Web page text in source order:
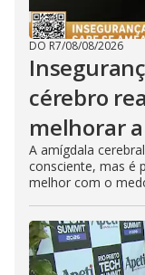
DO R7/08/08/2026
cérebro
melhorar
A amígdala
consciente, mas é
melhor com o